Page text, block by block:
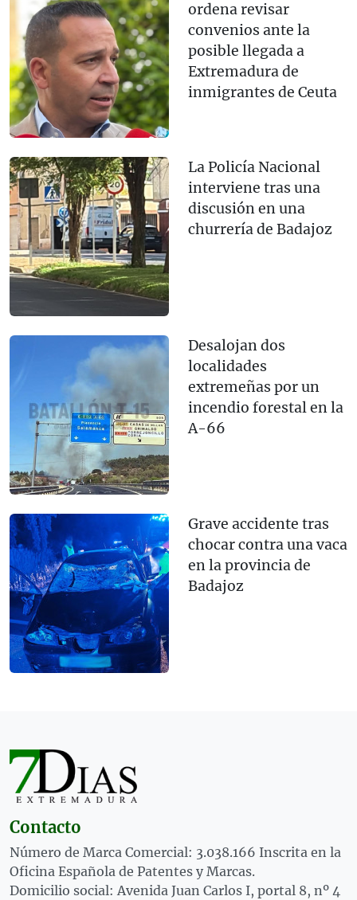
ordena revisar
convenios ante la
posible llegada a
Extremadura de
inmigrantes de Ceuta
La Policía Nacional
interviene tras una
discusión en una
churrería de Badajoz
Desalojan dos
localidades
extremeñas por un
incendio forestal en la
A-66
Grave accidente tras
chocar contra una vaca
en la provincia de
Badajoz
Contacto
Número de Marca Comercial: 3.038.166 Inscrita en la
Oficina Española de Patentes y Marcas.
Domicilio social: Avenida Juan Carlos I, portal 8, nº 4